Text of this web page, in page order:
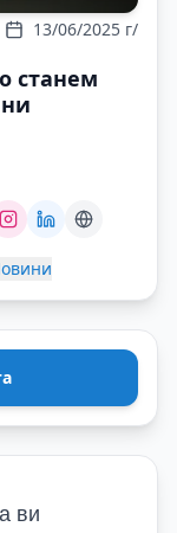
13/06/2025 г/
станем
ви